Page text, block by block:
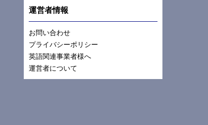
運営者情報
お問い合わせ
プライバシーポリシー
英語関連事業者様へ
運営者について